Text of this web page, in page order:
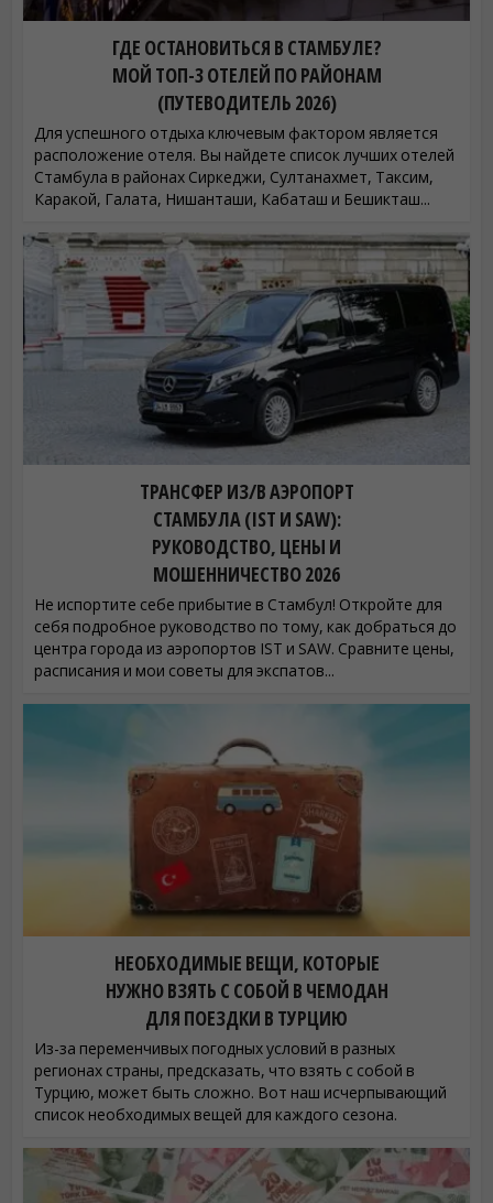
ГДЕ ОСТАНОВИТЬСЯ В СТАМБУЛЕ?
МОЙ ТОП-3 ОТЕЛЕЙ ПО РАЙОНАМ
(ПУТЕВОДИТЕЛЬ 2026)
Для успешного отдыха ключевым фактором является
расположение отеля. Вы найдете список лучших отелей
Стамбула в районах Сиркеджи, Султанахмет, Таксим,
Каракой, Галата, Нишанташи, Кабаташ и Бешикташ...
ТРАНСФЕР ИЗ/В АЭРОПОРТ
СТАМБУЛА (IST И SAW):
РУКОВОДСТВО, ЦЕНЫ И
МОШЕННИЧЕСТВО 2026
Не испортите себе прибытие в Стамбул! Откройте для
себя подробное руководство по тому, как добраться до
центра города из аэропортов IST и SAW. Сравните цены,
расписания и мои советы для экспатов...
НЕОБХОДИМЫЕ ВЕЩИ, КОТОРЫЕ
НУЖНО ВЗЯТЬ С СОБОЙ В ЧЕМОДАН
ДЛЯ ПОЕЗДКИ В ТУРЦИЮ
Из-за переменчивых погодных условий в разных
регионах страны, предсказать, что взять с собой в
Турцию, может быть сложно. Вот наш исчерпывающий
список необходимых вещей для каждого сезона.